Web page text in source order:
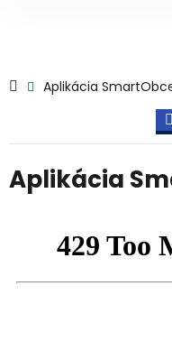
Aplikácia
Aplikácia